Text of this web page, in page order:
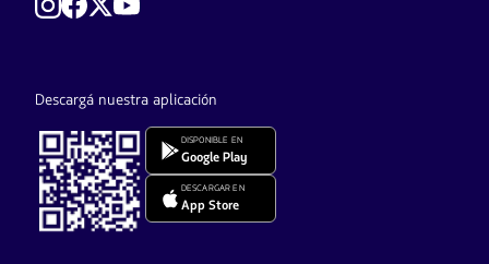
Descargá nuestra aplicación
DISPONIBLE EN
Google Play
DESCARGAR EN
App Store